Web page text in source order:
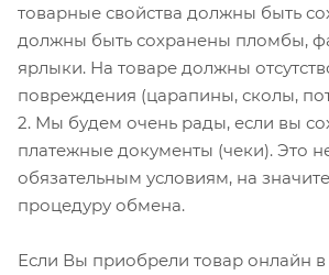
товарные свойства должны быть
должны быть сохранены пломбы,
ярлыки. На товаре должны
повреждения (царапины, сколы,
2. Мы будем очень рады, если вы
платежные документы (чеки). Это
обязательным условиям, на
процедуру обмена.
Если Вы приобрели товар онлайн